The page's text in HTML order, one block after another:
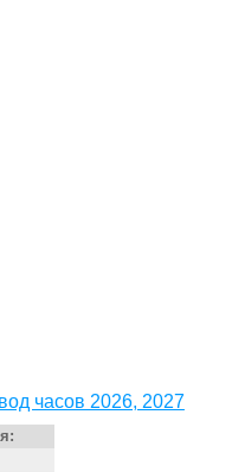
часов 2026, 2027